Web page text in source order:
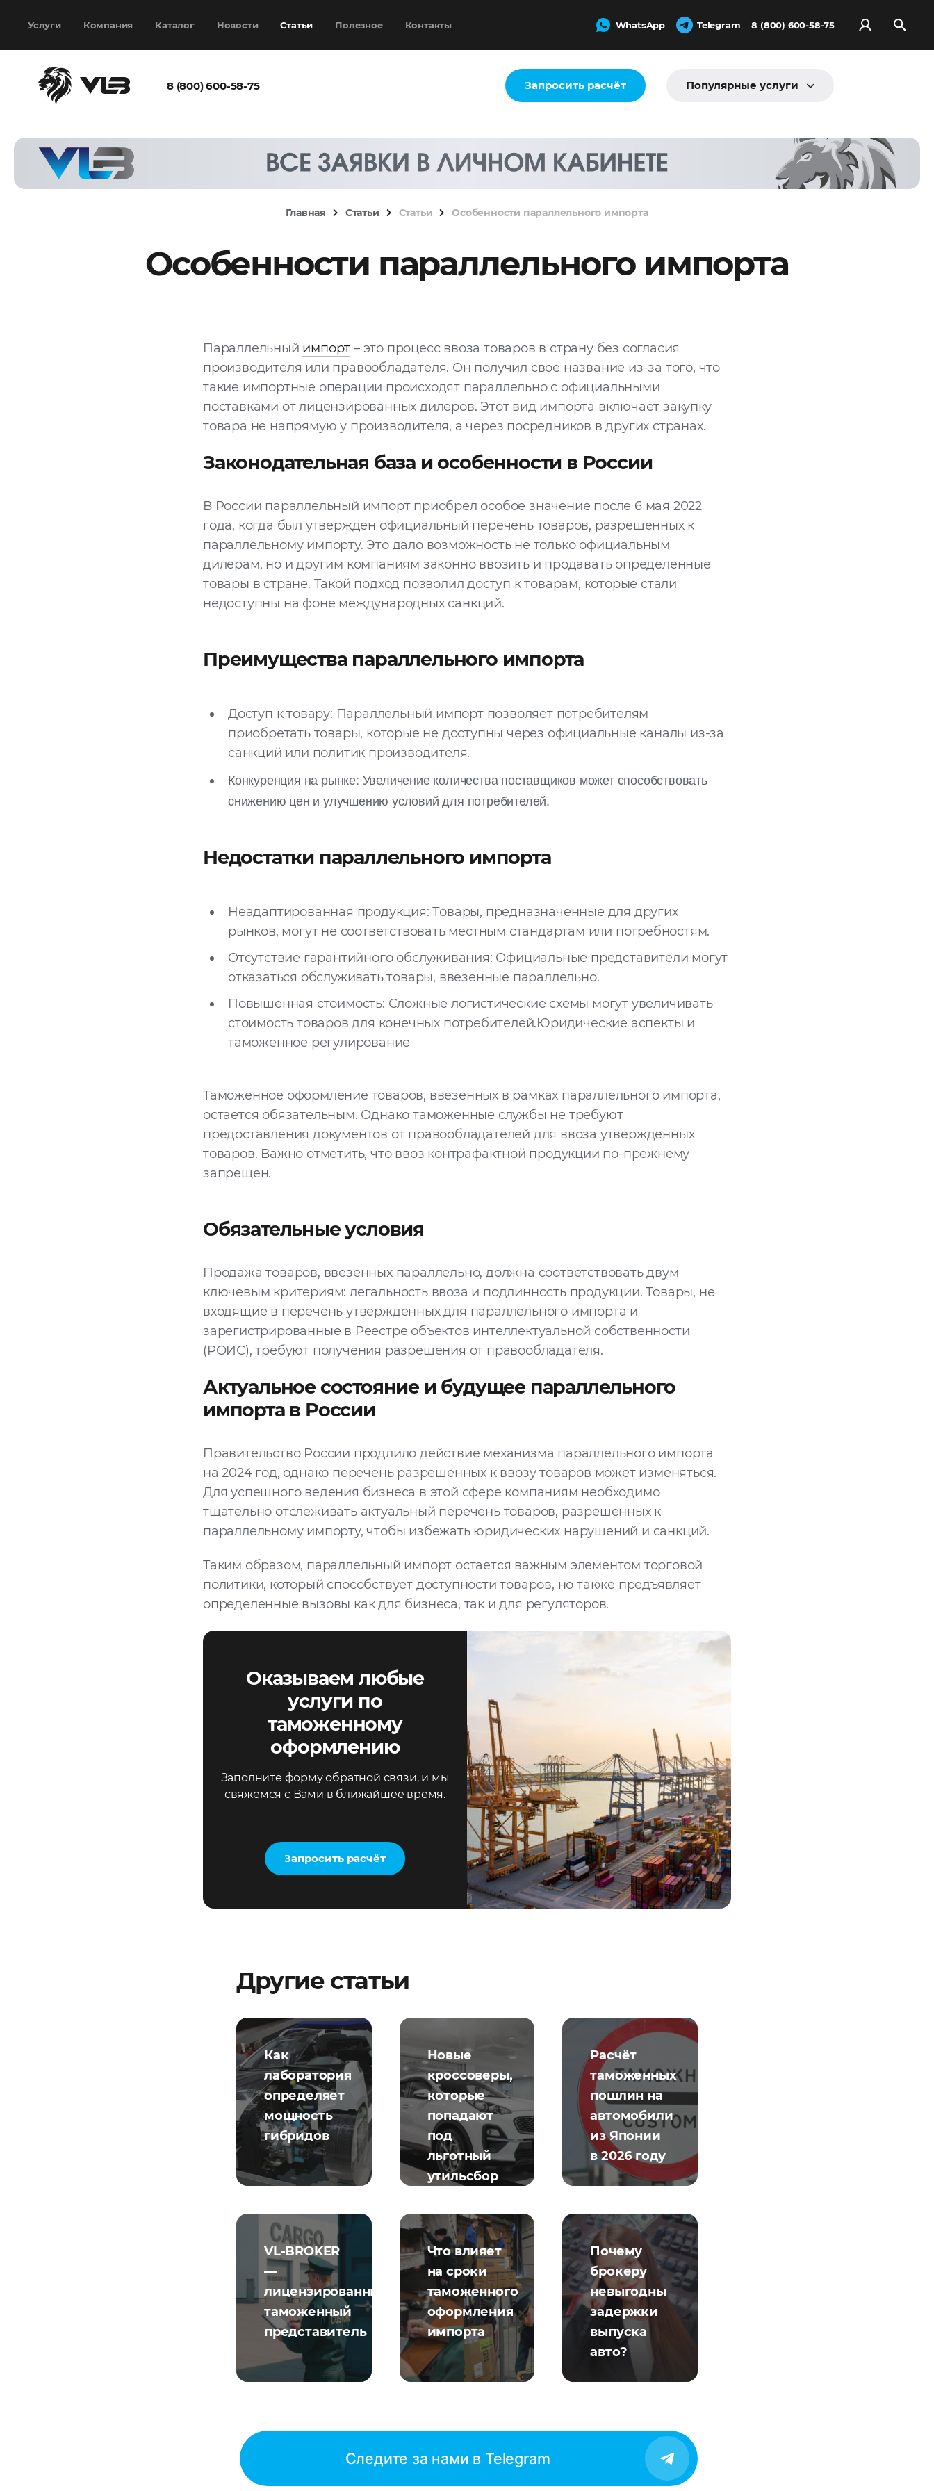
Услуги Компания Каталог Новости Статьи Полезное Контакты WhatsApp Telegram 8 (800) 600-58-75
8 (800) 600-58-75 Запросить расчёт Популярные услуги
Главная Статьи Статьи Особенности параллельного импорта
Особенности параллельного импорта
Параллельный импорт – это процесс ввоза товаров в страну без согласия
производителя или правообладателя. Он получил свое название из-за того, что
такие импортные операции происходят параллельно с официальными
поставками от лицензированных дилеров. Этот вид импорта включает закупку
товара не напрямую у производителя, а через посредников в других странах.
Законодательная база и особенности в России
В России параллельный импорт приобрел особое значение после 6 мая 2022
года, когда был утвержден официальный перечень товаров, разрешенных к
параллельному импорту. Это дало возможность не только официальным
дилерам, но и другим компаниям законно ввозить и продавать определенные
товары в стране. Такой подход позволил доступ к товарам, которые стали
недоступны на фоне международных санкций.
Преимущества параллельного импорта
Доступ к товару: Параллельный импорт позволяет потребителям
приобретать товары, которые не доступны через официальные каналы из-за
санкций или политик производителя.
Конкуренция на рынке: Увеличение количества поставщиков может способствовать
снижению цен и улучшению условий для потребителей.
Недостатки параллельного импорта
Неадаптированная продукция: Товары, предназначенные для других
рынков, могут не соответствовать местным стандартам или потребностям.
Отсутствие гарантийного обслуживания: Официальные представители могут
отказаться обслуживать товары, ввезенные параллельно.
Повышенная стоимость: Сложные логистические схемы могут увеличивать
стоимость товаров для конечных потребителей.Юридические аспекты и
таможенное регулирование
Таможенное оформление товаров, ввезенных в рамках параллельного импорта,
остается обязательным. Однако таможенные службы не требуют
предоставления документов от правообладателей для ввоза утвержденных
товаров. Важно отметить, что ввоз контрафактной продукции по-прежнему
запрещен.
Обязательные условия
Продажа товаров, ввезенных параллельно, должна соответствовать двум
ключевым критериям: легальность ввоза и подлинность продукции. Товары, не
входящие в перечень утвержденных для параллельного импорта и
зарегистрированные в Реестре объектов интеллектуальной собственности
(РОИС), требуют получения разрешения от правообладателя.
Актуальное состояние и будущее параллельного
импорта в России
Правительство России продлило действие механизма параллельного импорта
на 2024 год, однако перечень разрешенных к ввозу товаров может изменяться.
Для успешного ведения бизнеса в этой сфере компаниям необходимо
тщательно отслеживать актуальный перечень товаров, разрешенных к
параллельному импорту, чтобы избежать юридических нарушений и санкций.
Таким образом, параллельный импорт остается важным элементом торговой
политики, который способствует доступности товаров, но также предъявляет
определенные вызовы как для бизнеса, так и для регуляторов.
Оказываем любые
услуги по
таможенному
оформлению
Заполните форму обратной связи, и мы
свяжемся с Вами в ближайшее время.
Запросить расчёт
Другие статьи
Как
лаборатория
определяет
мощность
гибридов
Новые
кроссоверы,
которые
попадают
под
льготный
утильсбор
Расчёт
таможенных
пошлин на
автомобили
из Японии
в 2026 году
VL-BROKER
—
лицензированный
таможенный
представитель
Что влияет
на сроки
таможенного
оформления
импорта
Почему
брокеру
невыгодны
задержки
выпуска
авто?
Следите за нами в Telegram
выбран
Согласен с
политикой
конфиденциальности
и наобработку моих